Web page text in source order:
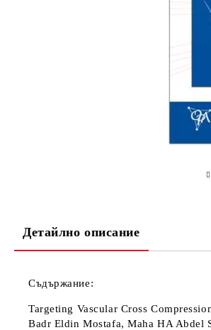
Детайлно описание
Съдържание:
Targeting Vascular Cross
Badr Eldin Mostafa, Maha HA Abdel